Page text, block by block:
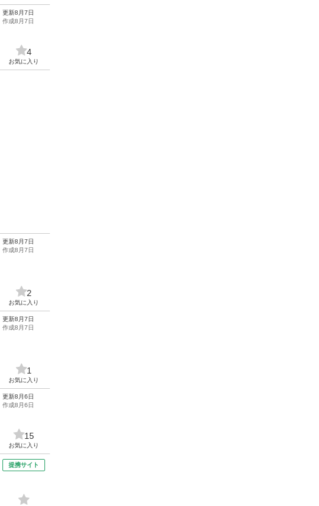
更新8月7日
作成8月7日
4
お気に入り
更新8月7日
作成8月7日
2
お気に入り
更新8月7日
作成8月7日
1
お気に入り
更新8月6日
作成8月6日
15
お気に入り
提携サイト